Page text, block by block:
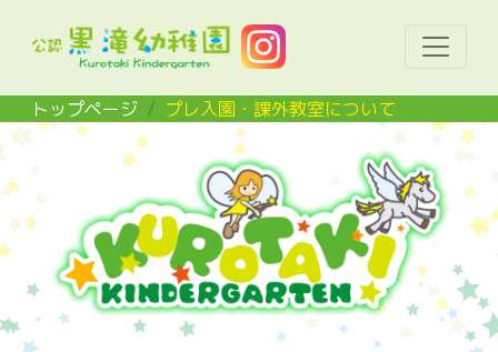
Toggle
トップページ プレ入園・課外教室について